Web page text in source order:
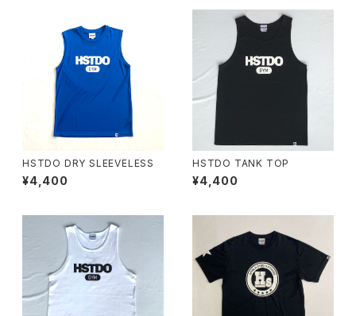
HSTDO DRY SLEEVELESS
¥4,400
HSTDO TANK TOP
¥4,400